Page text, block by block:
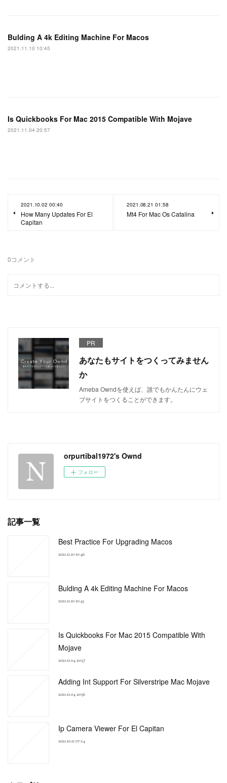
Bulding A 4k Editing Machine For Macos
2021.11.10 10:45
Is Quickbooks For Mac 2015 Compatible With Mojave
2021.11.04 20:57
2021.10.02 00:40
How Many Updates For El
Capitan
2021.08.21 01:58
Mt4 For Mac Os Catalina
0コメント
PR
あなたもサイトをつくってみません
か
Ameba Owndを使えば、誰でもかんたんにウェ
ブサイトをつくることができます。
orpurtibal1972's Ownd
フォロー
記事一覧
Best Practice For Upgrading Macos
2021.11.10 10:46
Bulding A 4k Editing Machine For Macos
2021.11.10 10:45
Is Quickbooks For Mac 2015 Compatible With
Mojave
2021.11.04 20:57
Adding Int Support For Silverstripe Mac Mojave
2021.11.04 20:56
Ip Camera Viewer For El Capitan
2021.10.11 07:14